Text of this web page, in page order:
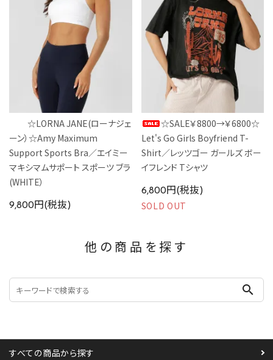
☆LORNA JANE(ローナジェ
ーン）☆Amy Maximum
Support Sports Bra／エイミー
マキシマムサポート スポーツ ブラ
(WHITE）
9,800円(税抜)
☆SALE￥8800→￥6800☆
Let's Go Girls Boyfriend T-
Shirt／レッツゴー ガールズ ボー
イフレンド Tシャツ
6,800円(税抜)
SOLD OUT
他の商品を探す
search
すべての商品から探す